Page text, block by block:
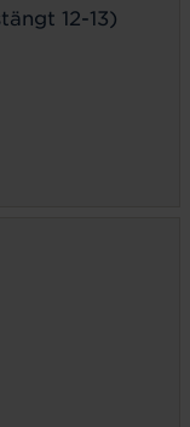
12-13)